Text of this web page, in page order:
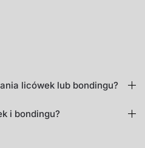
licówek lub bondingu?
i bondingu?